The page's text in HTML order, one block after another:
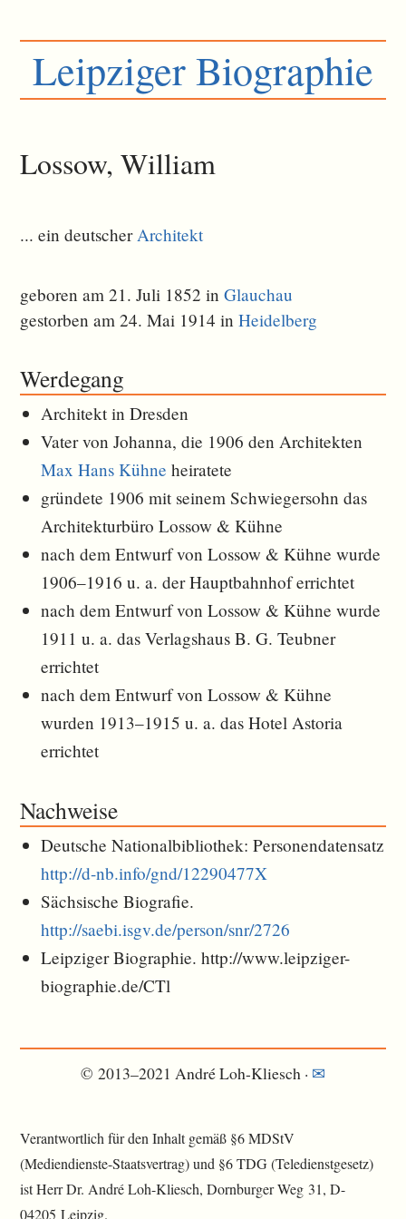
Leipziger Biographie
Lossow, William
... ein deutscher Architekt
geboren am 21. Juli 1852 inGlauchau
gestorben am 24. Mai 1914 inHeidelberg
Werdegang
Architekt in Dresden
Vater von Johanna, die 1906 den Architekten
Max Hans Kühne heiratete
gründete 1906 mit seinem Schwiegersohn das
Architekturbüro Lossow & Kühne
nach dem Entwurf von Lossow & Kühne wurde
1906–1916 u. a. der Hauptbahnhof errichtet
nach dem Entwurf von Lossow & Kühne wurde
1911 u. a. das Verlagshaus B. G. Teubner
errichtet
nach dem Entwurf von Lossow & Kühne
wurden 1913–1915 u. a. das Hotel Astoria
errichtet
Nachweise
Deutsche Nationalbibliothek: Personendatensatz
http://d-nb.info/gnd/12290477X
Sächsische Biografie.
http://saebi.isgv.de/person/snr/2726
Leipziger Biographie. http://www.leipziger-
biographie.de/CTl
© 2013–2021 André Loh-Kliesch · ✉︎
Verantwortlich für den Inhalt gemäß §6 MDStV
(Mediendienste-Staatsvertrag) und §6 TDG (Teledienstgesetz)
ist Herr Dr. André Loh-Kliesch, Dornburger Weg 31, D-
04205 Leipzig.